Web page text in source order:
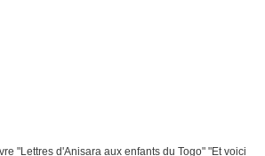
"Lettres d'Anisara aux enfants du Togo" "Et voici